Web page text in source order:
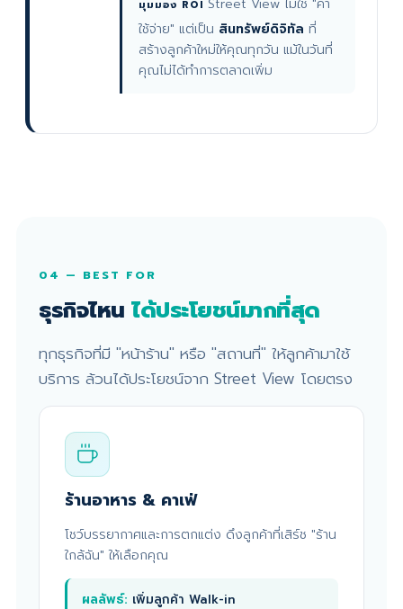
มุมมอง ROI Street View ไม่ใช่ "ค่า
ใช้จ่าย" แต่เป็น สินทรัพย์ดิจิทัล ที่
สร้างลูกค้าใหม่ให้คุณทุกวัน แม้ในวันที่
คุณไม่ได้ทำการตลาดเพิ่ม
04 — BEST FOR
ธุรกิจไหน ได้ประโยชน์มากที่สุด
ทุกธุรกิจที่มี "หน้าร้าน" หรือ "สถานที่" ให้ลูกค้ามาใช้
บริการ ล้วนได้ประโยชน์จาก Street View โดยตรง
ร้านอาหาร & คาเฟ่
โชว์บรรยากาศและการตกแต่ง ดึงลูกค้าที่เสิร์ช "ร้าน
ใกล้ฉัน" ให้เลือกคุณ
ผลลัพธ์: เพิ่มลูกค้า Walk-in